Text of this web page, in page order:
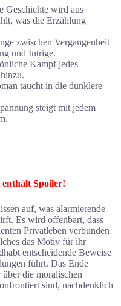
Geschichte wird aus
was die Erzählung
zwischen Vergangenheit
und Intrige.
Kampf jedes
taucht in die dunklere
steigt mit jedem
Spoiler!
auf, was alarmierende
Es wird offenbart, dass
Privatleben verbunden
das Motiv für ihr
entscheidende Beweise
führt. Das Ende
die moralischen
sind, nachdenklich